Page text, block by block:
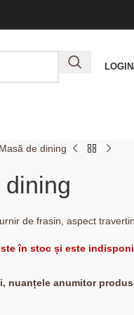
de dining
dining
de frasin, aspect
în stoc și este
nuanțele anumitor